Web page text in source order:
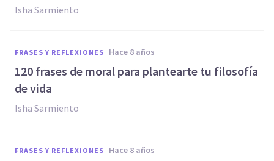
Isha Sarmiento
FRASES Y REFLEXIONES hace 8 años
120 frases de moral para plantearte tu filosofía
de vida
Isha Sarmiento
FRASES Y REFLEXIONES hace 8 años